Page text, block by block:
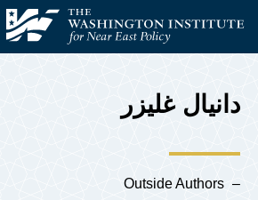
معهد واشنطن لسياسات الشرق الأدنى
دانيال غليزر
Outside Authors